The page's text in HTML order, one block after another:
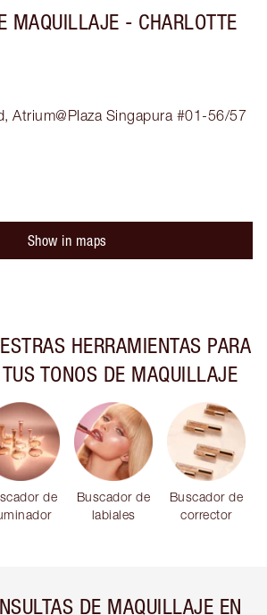
MAQUILLAJE - CHARLOTTE
Atrium@Plaza Singapura #01-56/57
Show in maps
HERRAMIENTAS PARA
TONOS DE MAQUILLAJE
de
Buscador de
labiales
Buscador de
corrector
DE MAQUILLAJE EN